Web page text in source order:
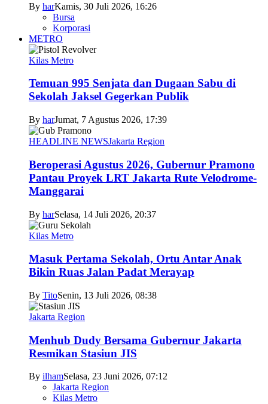
By harKamis, 30 Juli 2026, 16:26
Bursa
Korporasi
METRO
Kilas Metro
Temuan 995 Senjata dan Dugaan Sabu di
Sekolah Jaksel Gegerkan Publik
By harJumat, 7 Agustus 2026, 17:39
HEADLINE NEWSJakarta Region
Beroperasi Agustus 2026, Gubernur Pramono
Pantau Proyek LRT Jakarta Rute Velodrome-
Manggarai
By harSelasa, 14 Juli 2026, 20:37
Kilas Metro
Masuk Pertama Sekolah, Ortu Antar Anak
Bikin Ruas Jalan Padat Merayap
By TitoSenin, 13 Juli 2026, 08:38
Jakarta Region
Menhub Dudy Bersama Gubernur Jakarta
Resmikan Stasiun JIS
By ilhamSelasa, 23 Juni 2026, 07:12
Jakarta Region
Kilas Metro